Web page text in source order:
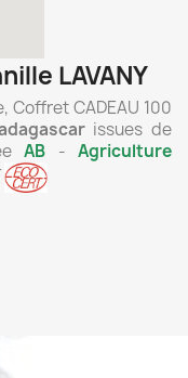
LAVANY
Coffret CADEAU 100
issues de
AB - Agriculture